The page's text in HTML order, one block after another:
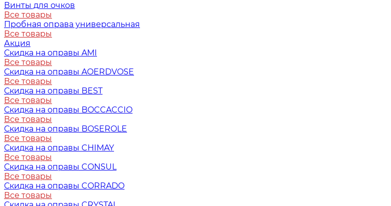
Винты для очков
Все товары
Пробная оправа универсальная
Все товары
Акция
Скидка на оправы AMI
Все товары
Скидка на оправы AOERDVOSE
Все товары
Скидка на оправы BEST
Все товары
Скидка на оправы BOCCACCIO
Все товары
Скидка на оправы BOSEROLE
Все товары
Скидка на оправы CHIMAY
Все товары
Скидка на оправы CONSUL
Все товары
Скидка на оправы CORRADO
Все товары